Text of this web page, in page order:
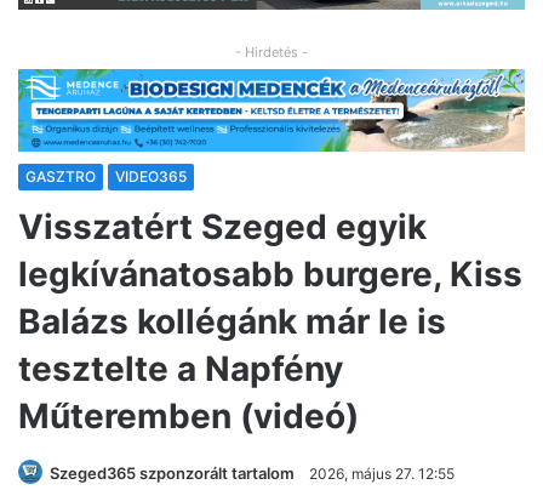
- Hirdetés -
GASZTRO VIDEO365
Visszatért Szeged egyik
legkívánatosabb burgere, Kiss
Balázs kollégánk már le is
tesztelte a Napfény
Műteremben (videó)
Szeged365 szponzorált tartalom 2026, május 27. 12:55